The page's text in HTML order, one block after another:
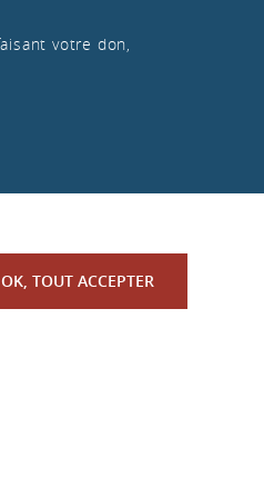
OK, TOUT ACCEPTER
votre don,